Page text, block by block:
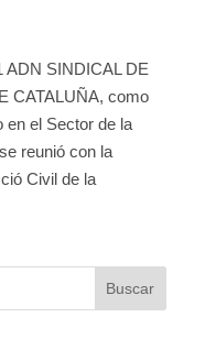
ADN SINDICAL DE
CATALUÑA, como
en el Sector de la
reunió con la
Civil de la
Buscar